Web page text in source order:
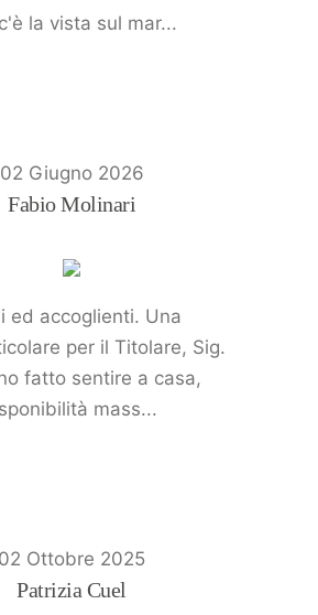
la vista sul mar...
02 Giugno 2026
Fabio Molinari
ed accoglienti. Una
per il Titolare, Sig.
fatto sentire a casa,
mass...
02 Ottobre 2025
Patrizia Cuel